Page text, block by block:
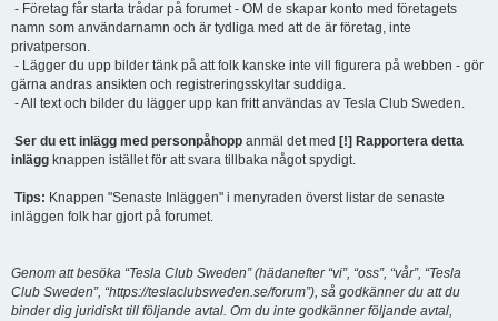
- Företag får starta trådar på forumet - OM de skapar konto med företagets
namn som användarnamn och är tydliga med att de är företag, inte
privatperson.
- Lägger du upp bilder tänk på att folk kanske inte vill figurera på webben - gör
gärna andras ansikten och registreringsskyltar suddiga.
- All text och bilder du lägger upp kan fritt användas av Tesla Club Sweden.
Ser du ett inlägg med personpåhopp anmäl det med [!] Rapportera detta
inlägg knappen istället för att svara tillbaka något spydigt.
Tips: Knappen "Senaste Inläggen" i menyraden överst listar de senaste
inläggen folk har gjort på forumet.
Genom att besöka “Tesla Club Sweden” (hädanefter “vi”, “oss”, “vår”, “Tesla
Club Sweden”, “https://teslaclubsweden.se/forum”), så godkänner du att du
binder dig juridiskt till följande avtal. Om du inte godkänner följande avtal,